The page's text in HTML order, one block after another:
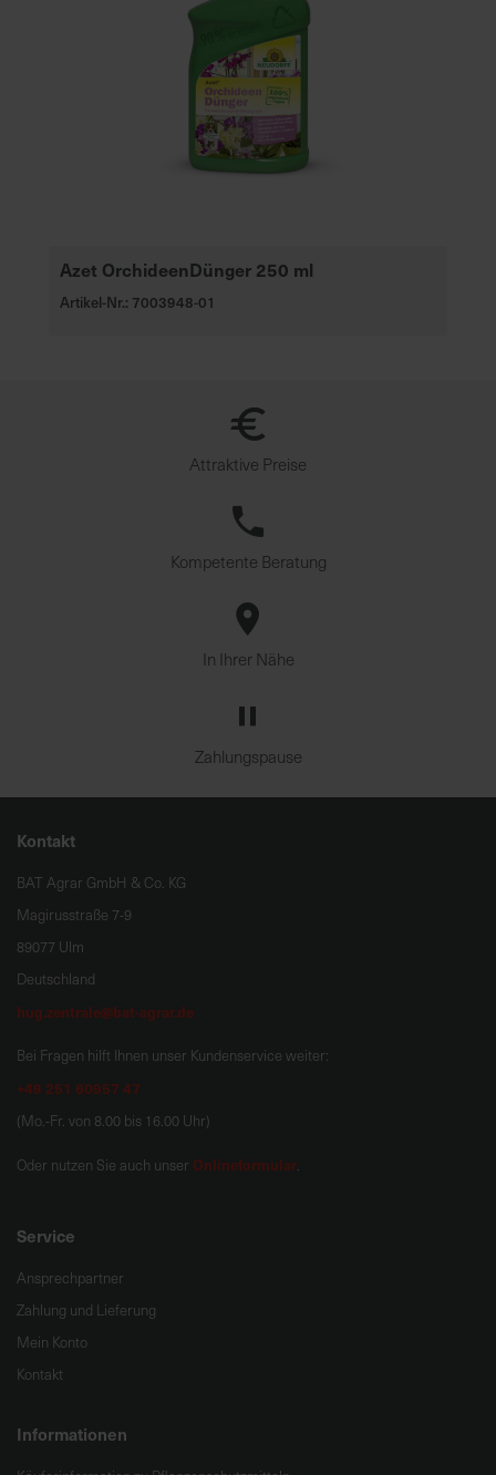
Azet OrchideenDünger 250 ml
Artikel-Nr.: 7003948-01
Attraktive Preise
Kompetente Beratung
In Ihrer Nähe
Zahlungspause
Kontakt
BAT Agrar GmbH & Co. KG
Magirusstraße 7-9
89077 Ulm
Deutschland
hug.zentrale@bat-agrar.de
Bei Fragen hilft Ihnen unser Kundenservice weiter:
+49 251 60957 47
(Mo.-Fr. von 8.00 bis 16.00 Uhr)
Oder nutzen Sie auch unser Onlineformular.
Service
Ansprechpartner
Zahlung und Lieferung
Mein Konto
Kontakt
Informationen